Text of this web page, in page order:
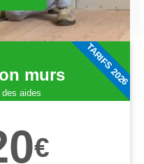
murs
aides
€
TARIFS 2026